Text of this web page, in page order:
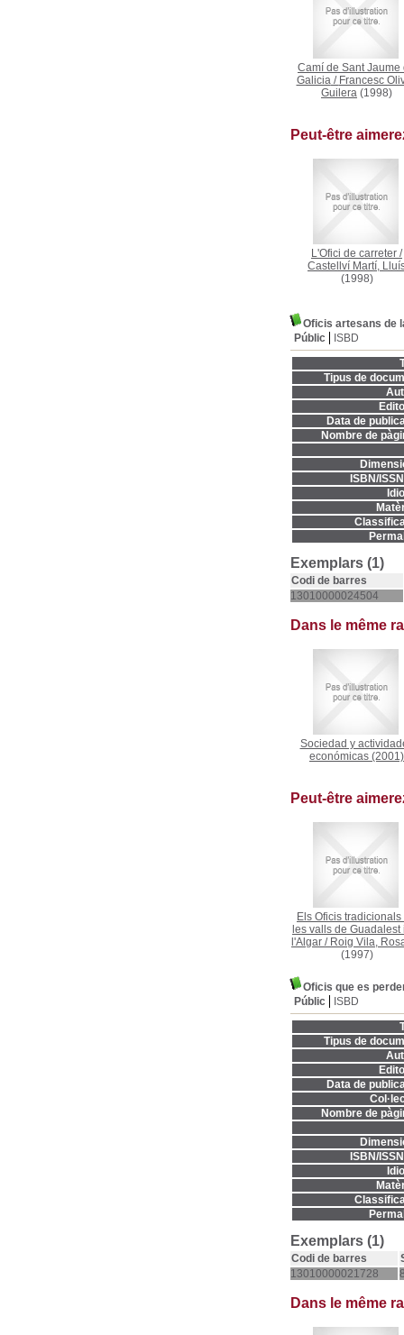
Camí de Sant Jaume
Galicia/ Francesc
Guilera (1998)
Peut-être
L'Ofici de carreter /
Castellví Martí,
(1998)
Oficis artesans de
Públic
ISBD
Tipus de
Data de
Nombre de
ISBN/
Exemplars (1)
Codi de barres
13010000024504
Dans le même
Sociedad y
económicas (2001)
Peut-être
Els Oficis tradicionals
les valls de Guadalest
l'Algar / Roig Vila,
(1997)
Oficis que es
Públic
ISBD
Tipus de
Data de
Nombre de
ISBN/
Exemplars (1)
Codi de barres
13010000021728
Dans le même